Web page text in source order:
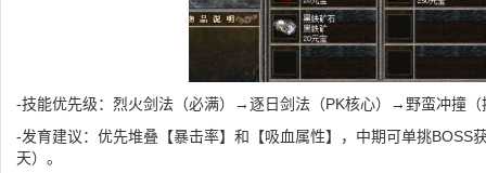
-技能优先级：烈火剑法（必满）→逐日剑法（PK核心）→野蛮冲撞（
-发育建议：优先堆叠【暴击率】和【吸血属性】，中期可单挑BOSS
天）。